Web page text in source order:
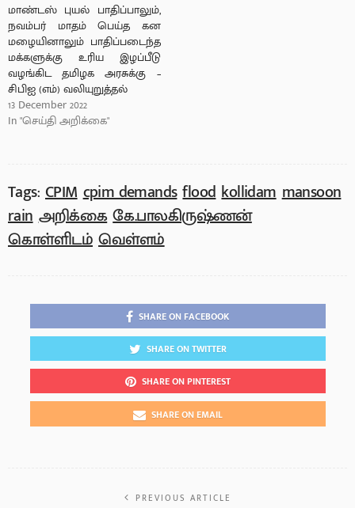
மாண்டஸ் புயல் பாதிப்பாலும்,
நவம்பர் மாதம் பெய்த கன
மழையினாலும் பாதிப்படைந்த
மக்களுக்கு உரிய இழப்பீடு
வழங்கிட தமிழக அரசுக்கு –
சிபிஐ (எம்) வலியுறுத்தல்
13 December 2022
In "செய்தி அறிக்கை"
Tags: CPIM cpim demands flood kollidam mansoon
rain அறிக்கை கே.பாலகிருஷ்ணன்
கொள்ளிடம் வெள்ளம்
SHARE ON FACEBOOK
SHARE ON TWITTER
SHARE ON PINTEREST
SHARE ON EMAIL
PREVIOUS ARTICLE